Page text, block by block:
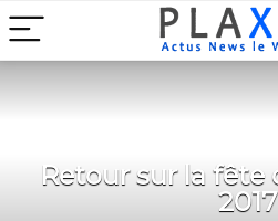
Retour sur la fête
2017